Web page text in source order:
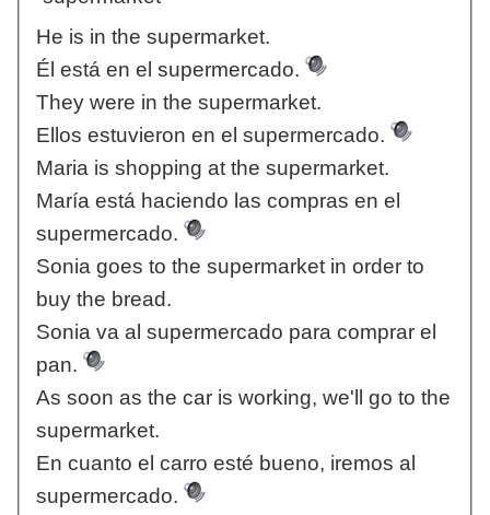
He is in the supermarket.
Él está en el supermercado.
They were in the supermarket.
Ellos estuvieron en el supermercado.
Maria is shopping at the supermarket.
María está haciendo las compras en el
supermercado.
Sonia goes to the supermarket in order to
buy the bread.
Sonia va al supermercado para comprar el
pan.
As soon as the car is working, we'll go to the
supermarket.
En cuanto el carro esté bueno, iremos al
supermercado.